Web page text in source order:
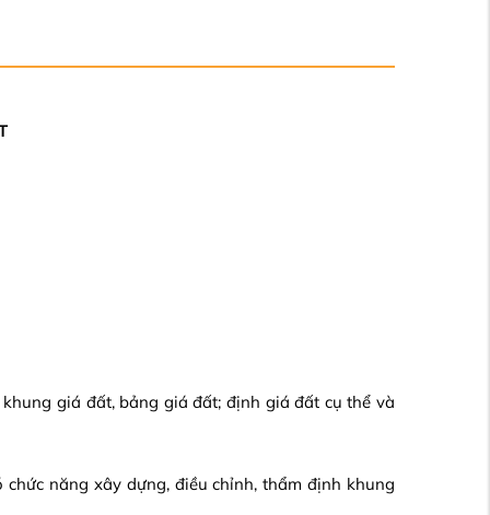
giá đất, bảng giá đất; định giá đất cụ thể và
năng xây dựng, điều chỉnh, thẩm định khung